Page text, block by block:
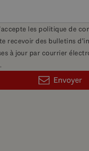
les politique de
recevoir des bulletins
à jour par courrier
Envoyer